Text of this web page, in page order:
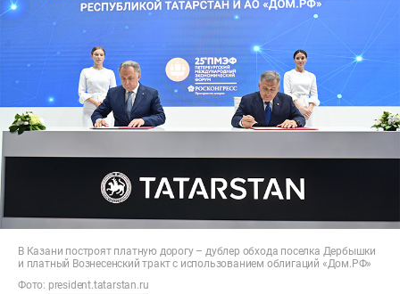
В Казани построят платную дорогу – дублер обхода поселка Дербышки
и платный Вознесенский тракт с использованием облигаций «Дом.РФ»
Фото: president.tatarstan.ru